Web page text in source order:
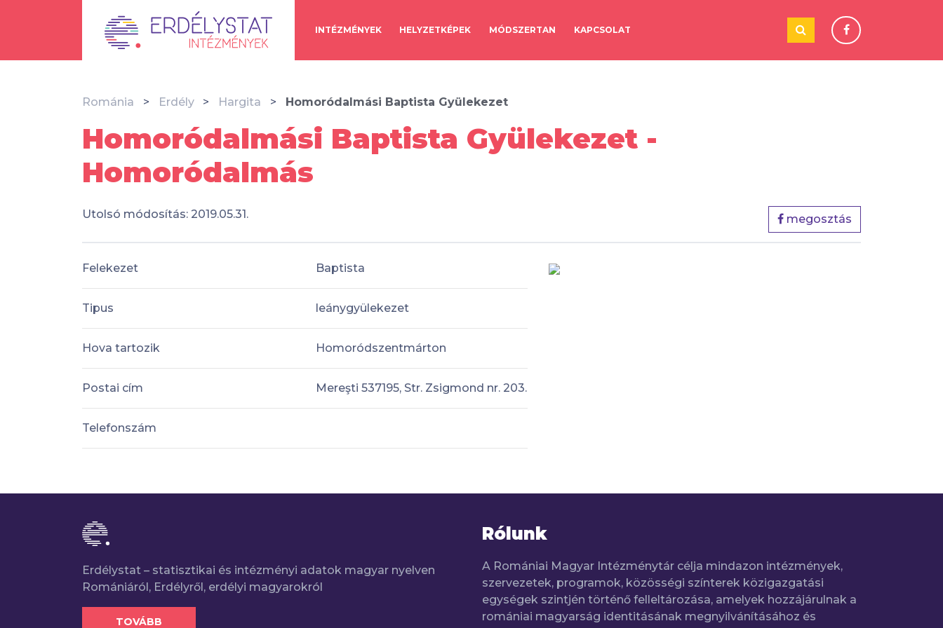
INTÉZMÉNYEK HELYZETKÉPEK MÓDSZERTAN KAPCSOLAT
Románia Erdély Hargita Homoródalmási Baptista Gyülekezet
Homoródalmási Baptista Gyülekezet -
Homoródalmás
Utolsó módosítás: 2019.05.31. megosztás
Felekezet Baptista
Tipus leánygyülekezet
Hova tartozik Homoródszentmárton
Postai cím Mereşti 537195, Str. Zsigmond nr. 203.
Telefonszám
Erdélystat – statisztikai és intézményi adatok magyar nyelven
Romániáról, Erdélyről, erdélyi magyarokról
TOVÁBB
Rólunk
A Romániai Magyar Intézménytár célja mindazon intézmények,
szervezetek, programok, közösségi színterek közigazgatási
egységek szintjén történő felleltározása, amelyek hozzájárulnak a
romániai magyarság identitásának megnyilvánításához és